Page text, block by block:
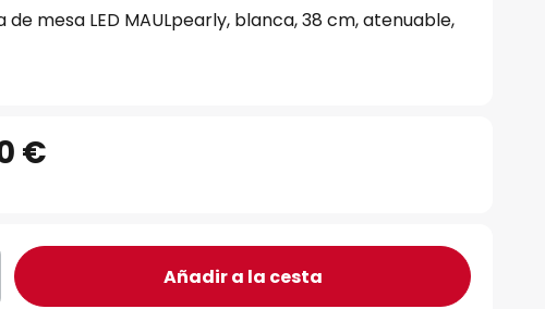
de mesa LED MAULpearly, blanca, 38 cm, atenuable,
€
Añadir a la cesta